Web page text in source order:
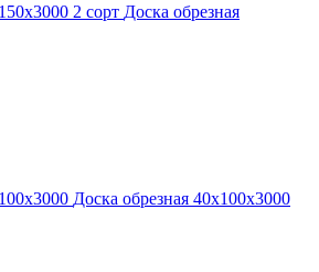
Доска обрезная
Доска обрезная 40х100х3000